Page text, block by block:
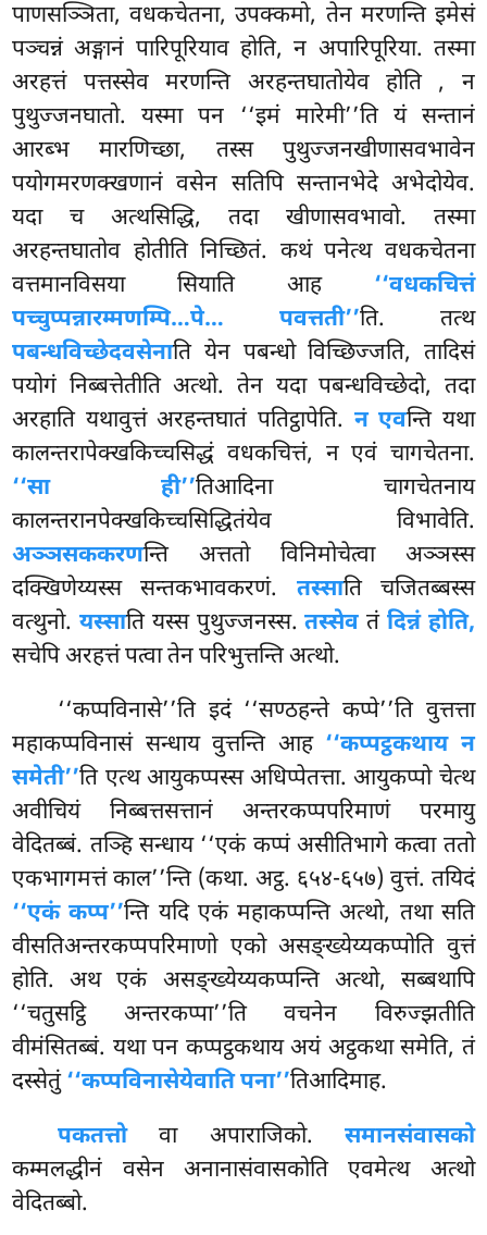
पाणसञ्ञिता, वधकचेतना, उपक्कमो, तेन मरणन्ति इमेसं
पञ्चन्नं अङ्गानं पारिपूरियाव होति, न अपारिपूरिया. तस्मा
अरहत्तं पत्तस्सेव मरणन्ति अरहन्तघातोयेव होति , न
पुथुज्जनघातो. यस्मा पन ‘‘इमं मारेमी’’ति यं सन्तानं
आरब्भ मारणिच्छा, तस्स पुथुज्जनखीणासवभावेन
पयोगमरणक्खणानं वसेन सतिपि सन्तानभेदे अभेदोयेव.
यदा च अत्थसिद्धि, तदा खीणासवभावो. तस्मा
अरहन्तघातोव होतीति निच्छितं. कथं पनेत्थ वधकचेतना
वत्तमानविसया सियाति आह ‘‘वधकचित्तं
पच्चुप्पन्नारम्मणम्पि…पे… पवत्तती’’ति. तत्थ
पबन्धविच्छेदवसेनाति येन पबन्धो विच्छिज्जति, तादिसं
पयोगं निब्बत्तेतीति अत्थो. तेन यदा पबन्धविच्छेदो, तदा
अरहाति यथावुत्तं अरहन्तघातं पतिट्ठापेति. न एवन्ति यथा
कालन्तरापेक्खकिच्चसिद्धं वधकचित्तं, न एवं चागचेतना.
‘‘सा ही’’तिआदिना चागचेतनाय
कालन्तरानपेक्खकिच्चसिद्धितंयेव विभावेति.
अञ्ञसककरणन्ति अत्ततो विनिमोचेत्वा अञ्ञस्स
दक्खिणेय्यस्स सन्तकभावकरणं. तस्साति चजितब्बस्स
वत्थुनो.यस्साति यस्स पुथुज्जनस्स.तस्सेव तंदिन्नं होति,
सचेपि अरहत्तं पत्वा तेन परिभुत्तन्ति अत्थो.
‘‘कप्पविनासे’’ति इदं ‘‘सण्ठहन्ते कप्पे’’ति वुत्तत्ता
महाकप्पविनासं सन्धाय वुत्तन्ति आह ‘‘कप्पट्ठकथाय न
समेती’’ति एत्थ आयुकप्पस्स अधिप्पेतत्ता. आयुकप्पो चेत्थ
अवीचियं निब्बत्तसत्तानं अन्तरकप्पपरिमाणं परमायु
वेदितब्बं. तञ्हि सन्धाय ‘‘एकं कप्पं असीतिभागे कत्वा ततो
एकभागमत्तं काल’’न्ति (कथा. अट्ठ. ६५४-६५७) वुत्तं. तयिदं
‘‘एकं कप्प’’न्ति यदि एकं महाकप्पन्ति अत्थो, तथा सति
वीसतिअन्तरकप्पपरिमाणो एको असङ्ख्येय्यकप्पोति वुत्तं
होति. अथ एकं असङ्ख्येय्यकप्पन्ति अत्थो, सब्बथापि
‘‘चतुसट्ठि अन्तरकप्पा’’ति वचनेन विरुज्झतीति
वीमंसितब्बं. यथा पन कप्पट्ठकथाय अयं अट्ठकथा समेति, तं
दस्सेतुं‘‘कप्पविनासेयेवाति पना’’तिआदिमाह.
पकतत्तोवा अपाराजिको. समानसंवासको
कम्मलद्धीनं वसेन अनानासंवासकोति एवमेत्थ अत्थो
वेदितब्बो.